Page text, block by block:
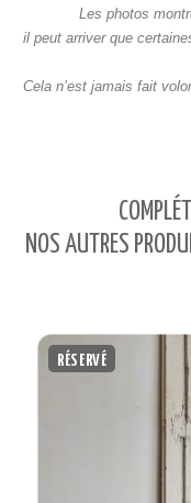
Les photos
il peut arriver que
Cela n’est jamais fait
NOS AUTRES
RÉSERVÉ